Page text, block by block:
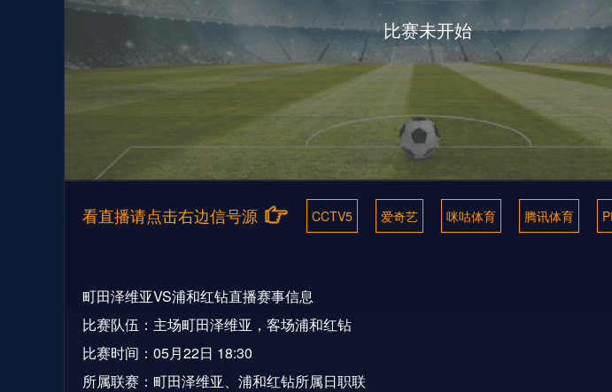
比赛未开始
看直播请点击右边信号源 CCTV5 爱奇艺 咪咕体育 腾讯体育
町田泽维亚VS浦和红钻直播赛事信息
比赛队伍：主场町田泽维亚，客场浦和红钻
比赛时间：05月22日 18:30
所属联赛：町田泽维亚、浦和红钻所属日职联